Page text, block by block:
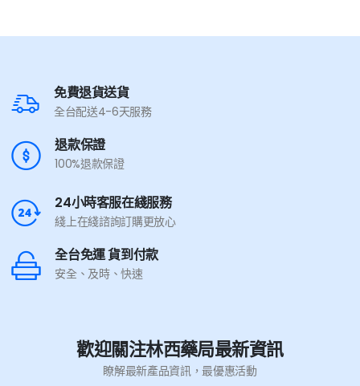
免費退貨送貨
全台配送4-6天服務
退款保證
100%退款保證
24小時客服在綫服務
綫上在綫諮詢訂購更放心
全台免運 貨到付款
安全、及時、快速
歡迎關注林西藥局最新資訊
瞭解最新產品資訊，最優惠活動